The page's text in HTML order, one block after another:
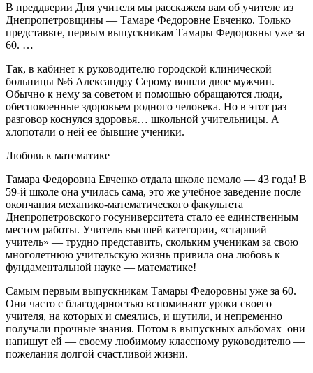
В преддверии Дня учителя мы расскажем вам об учителе из
Днепропетровщины — Тамаре Федоровне Евченко. Только
представьте, первым выпускникам Тамары Федоровны уже за
60. …
Так, в кабинет к руководителю городской клинической
больницы №6 Александру Серому вошли двое мужчин.
Обычно к нему за советом и помощью обращаются люди,
обеспокоенные здоровьем родного человека. Но в этот раз
разговор коснулся здоровья… школьной учительницы. А
хлопотали о ней ее бывшие ученики.
Любовь к математике
Тамара Федоровна Евченко отдала школе немало — 43 года! В
59-й школе она училась сама, это же учебное заведение после
окончания механико-математического факультета
Днепропетровского госуниверситета стало ее единственным
местом работы. Учитель высшей категории, «старший
учитель» — трудно представить, скольким ученикам за свою
многолетнюю учительскую жизнь привила она любовь к
фундаментальной науке — математике!
Самым первым выпускникам Тамары Федоровны уже за 60.
Они часто с благодарностью вспоминают уроки своего
учителя, на которых и смеялись, и шутили, и непременно
получали прочные знания. Потом в выпускных альбомах они
напишут ей — своему любимому классному руководителю —
пожелания долгой счастливой жизни.